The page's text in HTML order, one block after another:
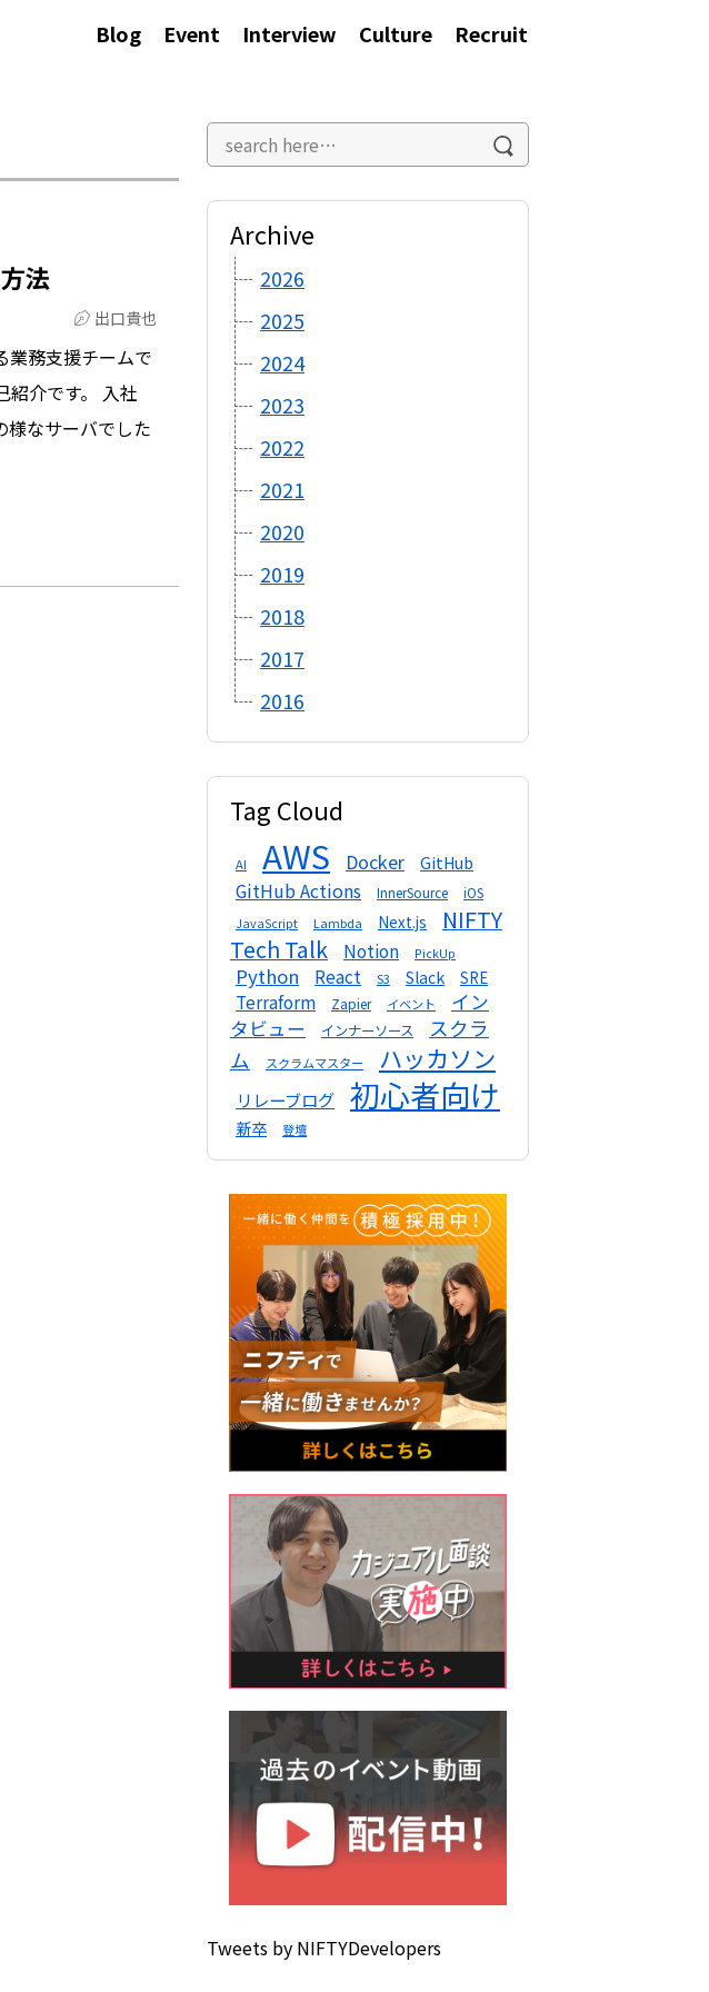
Blog Event Interview Culture Recruit
法
出口貴也
業務支援チームで
紹介です。 入社
様なサーバでした
Archive
2026
2025
2024
2023
2022
2021
2020
2019
2018
2017
2016
Tag Cloud
AI AWS Docker GitHub
GitHub Actions InnerSource iOS
JavaScript Lambda Next.js
NIFTY
Tech Talk
Notion PickUp
Python React S3 Slack SRE
Terraform Zapier イベント
イン
タビュー
インナーソース
スクラ
ム
スクラムマスター ハッカソン
リレーブログ 初心者向け
新卒 登壇
Tweets by NIFTYDevelopers